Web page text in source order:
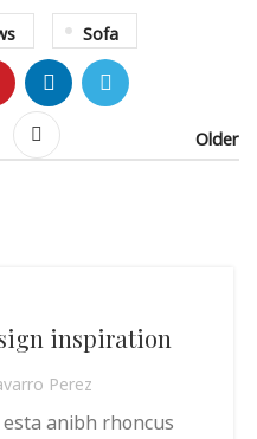
Sofa
Older
inspiration
Perez
anibh rhoncus